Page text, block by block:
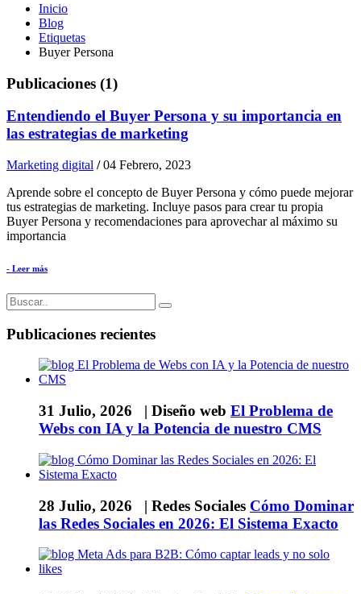
Inicio
Blog
Etiquetas
Buyer Persona
Publicaciones (1)
Entendiendo el Buyer Persona y su importancia en
las estrategias de marketing
Marketing digital /04 Febrero, 2023
Aprende sobre el concepto de Buyer Persona y cómo puede mejorar
tus estrategias de marketing. Incluye pasos para crear tu propia
Buyer Persona y recomendaciones para aprovechar al máximo su
importancia
- Leer más
Publicaciones recientes
31 Julio, 2026 | Diseño web El Problema de
Webs con IA y la Potencia de nuestro CMS
28 Julio, 2026 | Redes Sociales Cómo Dominar
las Redes Sociales en 2026: El Sistema Exacto